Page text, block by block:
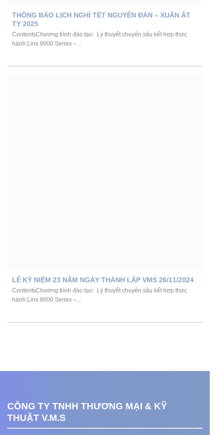
THÔNG BÁO LỊCH NGHỈ TẾT NGUYÊN ĐÁN – XUÂN ẤT
TỴ 2025
ContentsChương trình đào tạo: Lý thuyết chuyên sâu kết hợp thực
hành Linx 9000 Series –...
LỄ KỶ NIỆM 23 NĂM NGÀY THÀNH LẬP VMS 26/11/2024
ContentsChương trình đào tạo: Lý thuyết chuyên sâu kết hợp thực
hành Linx 9000 Series –...
CÔNG TY TNHH THƯƠNG MẠI & KỸ
THUẬT V.M.S